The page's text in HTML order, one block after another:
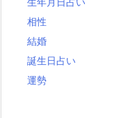
相性
結婚
誕生日占い
運勢